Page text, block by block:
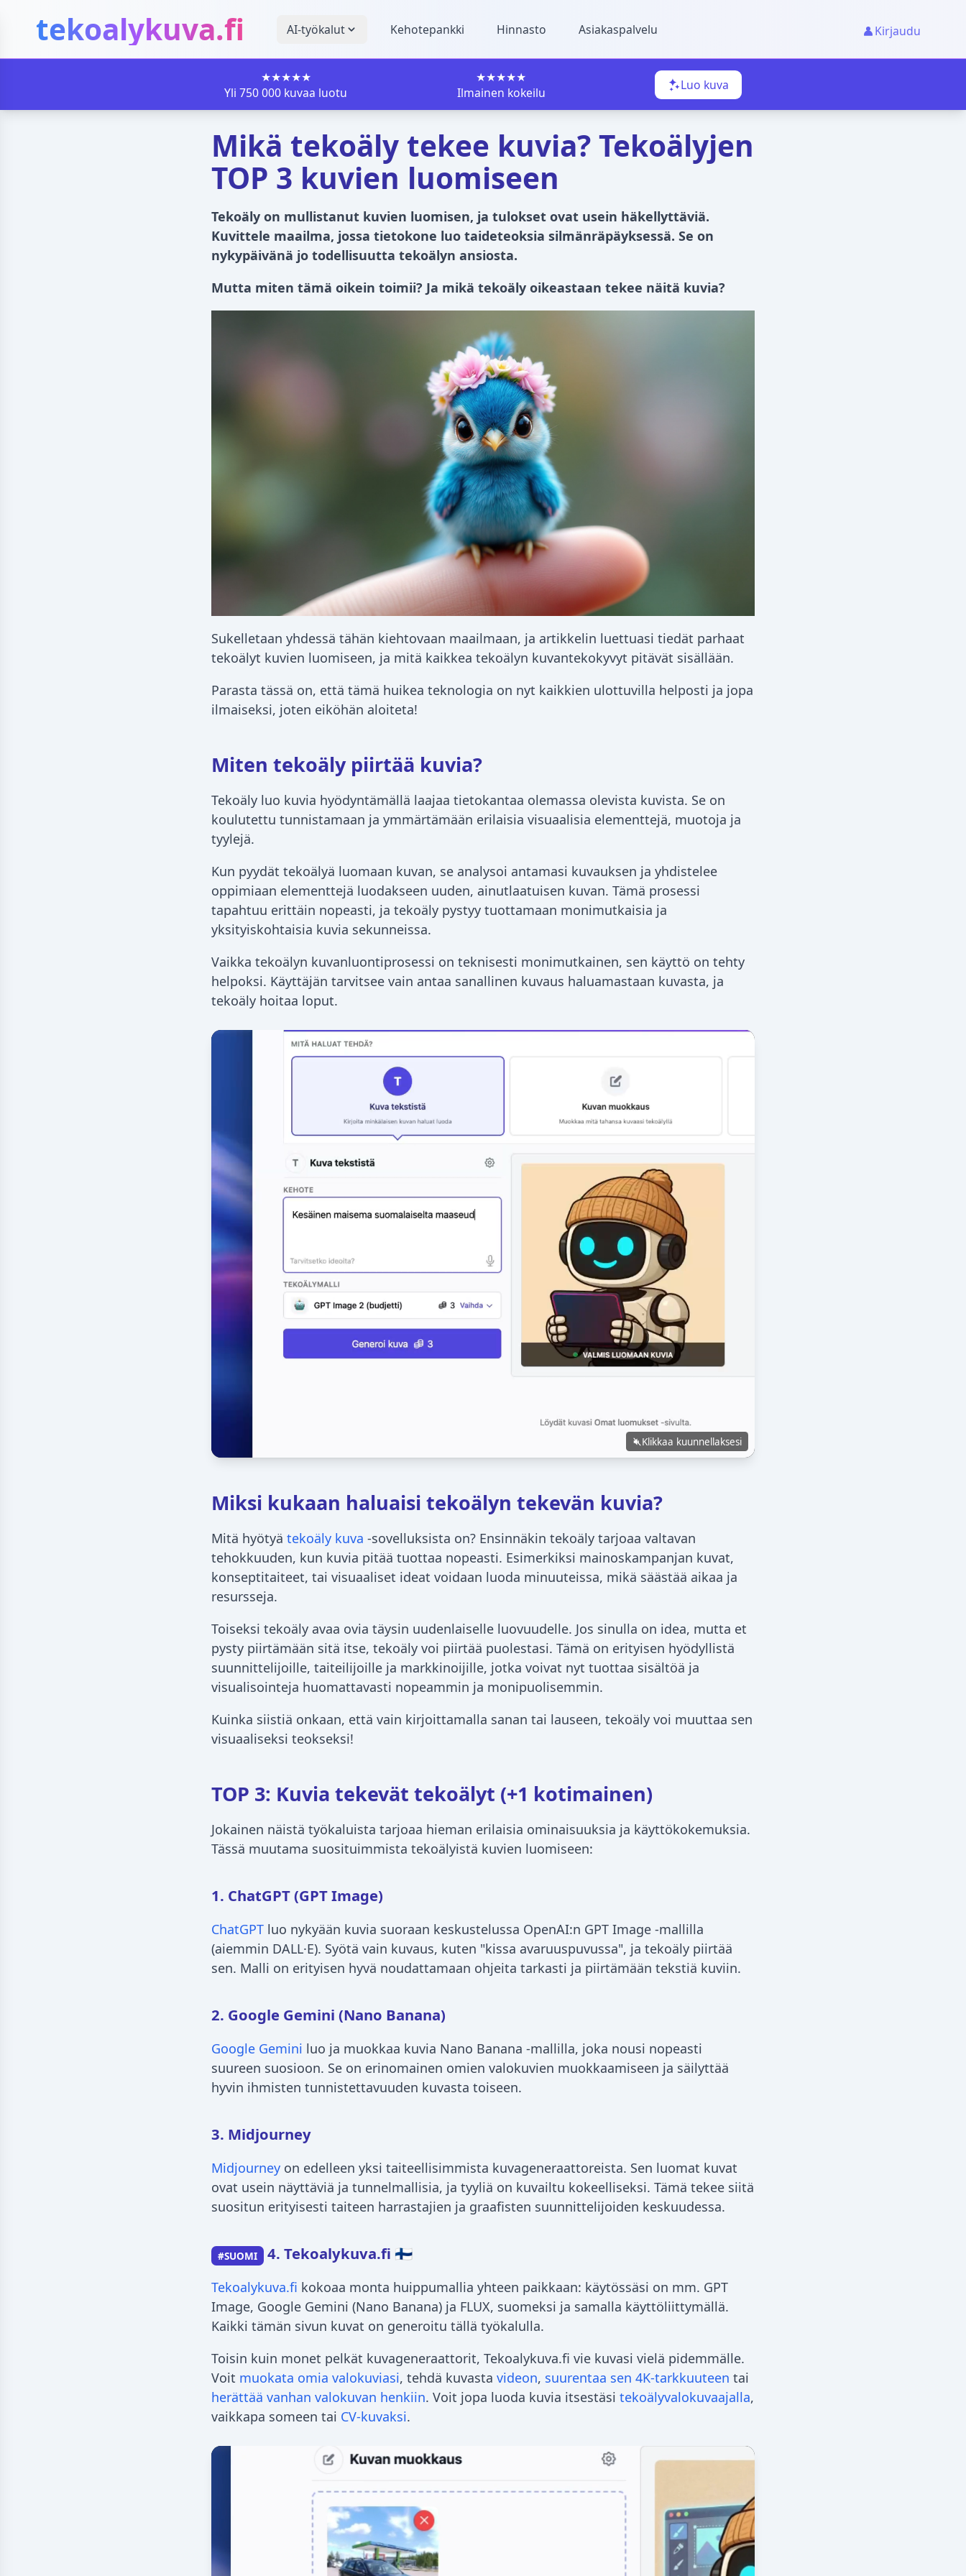
tekoalykuva.fi AI-työkalut Kehotepankki Hinnasto Asiakaspalvelu Kirjaudu
★★★★★
Yli 750 000 kuvaa luotu
★★★★★
Ilmainen kokeilu
Luo kuva
Mikä tekoäly tekee kuvia? Tekoälyjen
TOP 3 kuvien luomiseen
Tekoäly on mullistanut kuvien luomisen, ja tulokset ovat usein häkellyttäviä.
Kuvittele maailma, jossa tietokone luo taideteoksia silmänräpäyksessä. Se on
nykypäivänä jo todellisuutta tekoälyn ansiosta.
Mutta miten tämä oikein toimii? Ja mikä tekoäly oikeastaan tekee näitä kuvia?
Sukelletaan yhdessä tähän kiehtovaan maailmaan, ja artikkelin luettuasi tiedät parhaat
tekoälyt kuvien luomiseen, ja mitä kaikkea tekoälyn kuvantekokyvyt pitävät sisällään.
Parasta tässä on, että tämä huikea teknologia on nyt kaikkien ulottuvilla helposti ja jopa
ilmaiseksi, joten eiköhän aloiteta!
Miten tekoäly piirtää kuvia?
Tekoäly luo kuvia hyödyntämällä laajaa tietokantaa olemassa olevista kuvista. Se on
koulutettu tunnistamaan ja ymmärtämään erilaisia visuaalisia elementtejä, muotoja ja
tyylejä.
Kun pyydät tekoälyä luomaan kuvan, se analysoi antamasi kuvauksen ja yhdistelee
oppimiaan elementtejä luodakseen uuden, ainutlaatuisen kuvan. Tämä prosessi
tapahtuu erittäin nopeasti, ja tekoäly pystyy tuottamaan monimutkaisia ja
yksityiskohtaisia kuvia sekunneissa.
Vaikka tekoälyn kuvanluontiprosessi on teknisesti monimutkainen, sen käyttö on tehty
helpoksi. Käyttäjän tarvitsee vain antaa sanallinen kuvaus haluamastaan kuvasta, ja
tekoäly hoitaa loput.
Klikkaa kuunnellaksesi
Miksi kukaan haluaisi tekoälyn tekevän kuvia?
Mitä hyötyä tekoäly kuva -sovelluksista on? Ensinnäkin tekoäly tarjoaa valtavan
tehokkuuden, kun kuvia pitää tuottaa nopeasti. Esimerkiksi mainoskampanjan kuvat,
konseptitaiteet, tai visuaaliset ideat voidaan luoda minuuteissa, mikä säästää aikaa ja
resursseja.
Toiseksi tekoäly avaa ovia täysin uudenlaiselle luovuudelle. Jos sinulla on idea, mutta et
pysty piirtämään sitä itse, tekoäly voi piirtää puolestasi. Tämä on erityisen hyödyllistä
suunnittelijoille, taiteilijoille ja markkinoijille, jotka voivat nyt tuottaa sisältöä ja
visualisointeja huomattavasti nopeammin ja monipuolisemmin.
Kuinka siistiä onkaan, että vain kirjoittamalla sanan tai lauseen, tekoäly voi muuttaa sen
visuaaliseksi teokseksi!
TOP 3: Kuvia tekevät tekoälyt (+1 kotimainen)
Jokainen näistä työkaluista tarjoaa hieman erilaisia ominaisuuksia ja käyttökokemuksia.
Tässä muutama suosituimmista tekoälyistä kuvien luomiseen:
1. ChatGPT (GPT Image)
ChatGPT luo nykyään kuvia suoraan keskustelussa OpenAI:n GPT Image -mallilla
(aiemmin DALL·E). Syötä vain kuvaus, kuten "kissa avaruuspuvussa", ja tekoäly piirtää
sen. Malli on erityisen hyvä noudattamaan ohjeita tarkasti ja piirtämään tekstiä kuviin.
2. Google Gemini (Nano Banana)
Google Gemini luo ja muokkaa kuvia Nano Banana -mallilla, joka nousi nopeasti
suureen suosioon. Se on erinomainen omien valokuvien muokkaamiseen ja säilyttää
hyvin ihmisten tunnistettavuuden kuvasta toiseen.
3. Midjourney
Midjourney on edelleen yksi taiteellisimmista kuvageneraattoreista. Sen luomat kuvat
ovat usein näyttäviä ja tunnelmallisia, ja tyyliä on kuvailtu kokeelliseksi. Tämä tekee siitä
suositun erityisesti taiteen harrastajien ja graafisten suunnittelijoiden keskuudessa.
#SUOMI 4. Tekoalykuva.fi 🇫🇮
Tekoalykuva.fi kokoaa monta huippumallia yhteen paikkaan: käytössäsi on mm. GPT
Image, Google Gemini (Nano Banana) ja FLUX, suomeksi ja samalla käyttöliittymällä.
Kaikki tämän sivun kuvat on generoitu tällä työkalulla.
Toisin kuin monet pelkät kuvageneraattorit, Tekoalykuva.fi vie kuvasi vielä pidemmälle.
Voit muokata omia valokuviasi, tehdä kuvasta videon, suurentaa sen 4K-tarkkuuteen tai
herättää vanhan valokuvan henkiin. Voit jopa luoda kuvia itsestäsi tekoälyvalokuvaajalla,
vaikkapa someen tai CV-kuvaksi.